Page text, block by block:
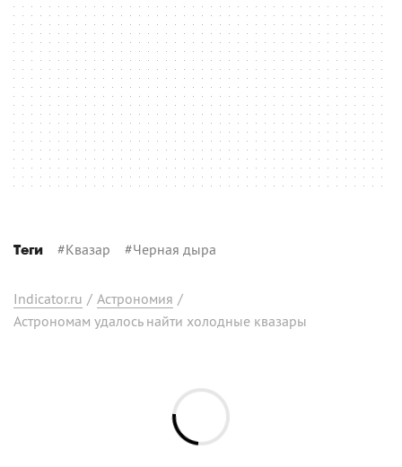
Теги #Квазар #Черная дыра
Indicator.ru / Астрономия /
Астрономам удалось найти холодные квазары